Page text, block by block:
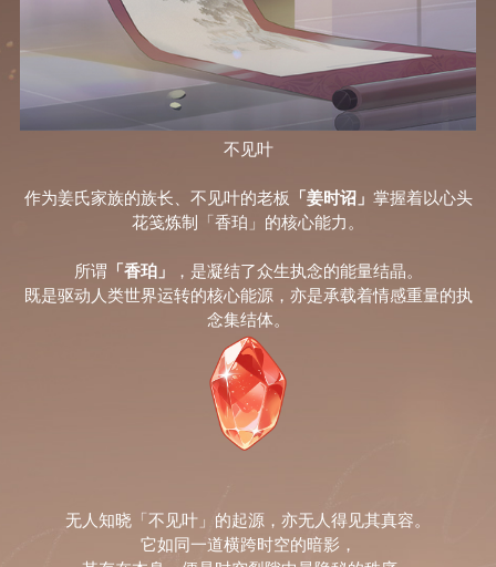
不见叶
作为姜氏家族的族长、不见叶的老板 「姜时诏」 掌握着以心头
花笺炼制
「香珀」 的核心能力。
所谓 「香珀」 ，是凝结了众生执念的能量结晶。
既是驱动人类世界运转的核心能源，亦是承载着情感重量的执
念集结体。
无人知晓 「 不见叶 」 的起源，亦无人得见其真容。
它如同一道横跨时空的暗影，